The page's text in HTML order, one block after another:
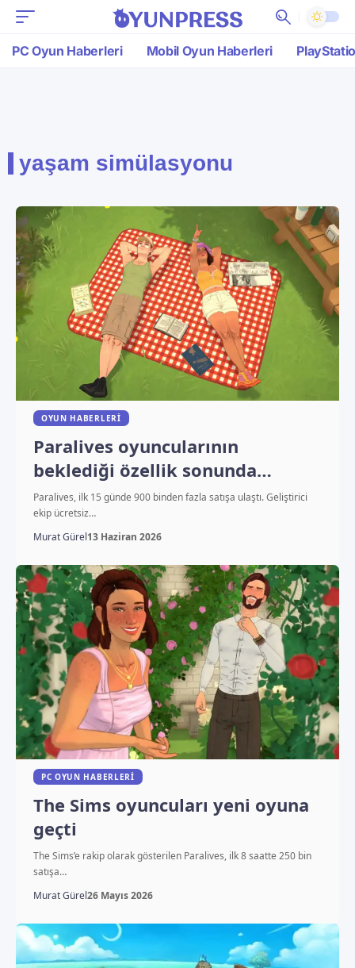
PC Oyun Haberleri Mobil Oyun Haberleri
yaşam simülasyonu
OYUN HABERLERI
Paralives oyuncularının
beklediği özellik sonunda
geliyor
Paralives, ilk 15 günde 900 binden fazla satışa ulaştı. Geliştirici
ekip ücretsiz…
Murat Gürel13 Haziran 2026
PC OYUN HABERLERI
The Sims oyuncuları yeni oyuna
geçti
The Sims’e rakip olarak gösterilen Paralives, ilk 8 saatte 250 bin
satışa…
Murat Gürel26 Mayıs 2026